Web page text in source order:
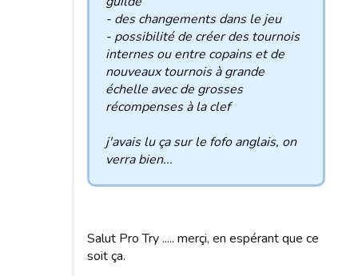
- des changements dans le jeu
- possibilité de créer des tournois
internes ou entre copains et de
nouveaux tournois à grande
échelle avec de grosses
récompenses à la clef
j'avais lu ça sur le fofo anglais, on
verra bien...
Salut Pro Try ..... merçi, en espérant que ce
soit ça.